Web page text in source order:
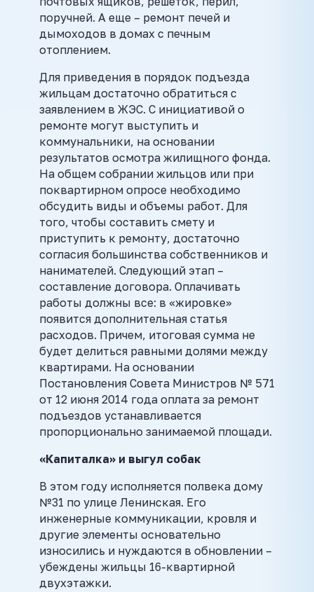
поручней. А еще – ремонт печей и
дымоходов в домах с печным
отоплением.
Для приведения в порядок подъезда
жильцам достаточно обратиться с
заявлением в ЖЭС. С инициативой о
ремонте могут выступить и
коммунальники, на основании
результатов осмотра жилищного фонда.
На общем собрании жильцов или при
поквартирном опросе необходимо
обсудить виды и объемы работ. Для
того, чтобы составить смету и
приступить к ремонту, достаточно
согласия большинства собственников и
нанимателей. Следующий этап –
составление договора. Оплачивать
работы должны все: в «жировке»
появится дополнительная статья
расходов. Причем, итоговая сумма не
будет делиться равными долями между
квартирами. На основании
Постановления Совета Министров № 571
от 12 июня 2014 года оплата за ремонт
подъездов устанавливается
пропорционально занимаемой площади.
«Капиталка» и выгул собак
В этом году исполняется полвека дому
№31 по улице Ленинская. Его
инженерные коммуникации, кровля и
другие элементы основательно
износились и нуждаются в обновлении –
убеждены жильцы 16-квартирной
двухэтажки.